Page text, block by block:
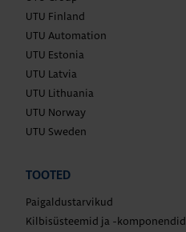
UTU Finland
UTU Automation
UTU Estonia
UTU Latvia
UTU Lithuania
UTU Norway
UTU Sweden
TOOTED
Paigaldustarvikud
Kilbisüsteemid ja -komponendid